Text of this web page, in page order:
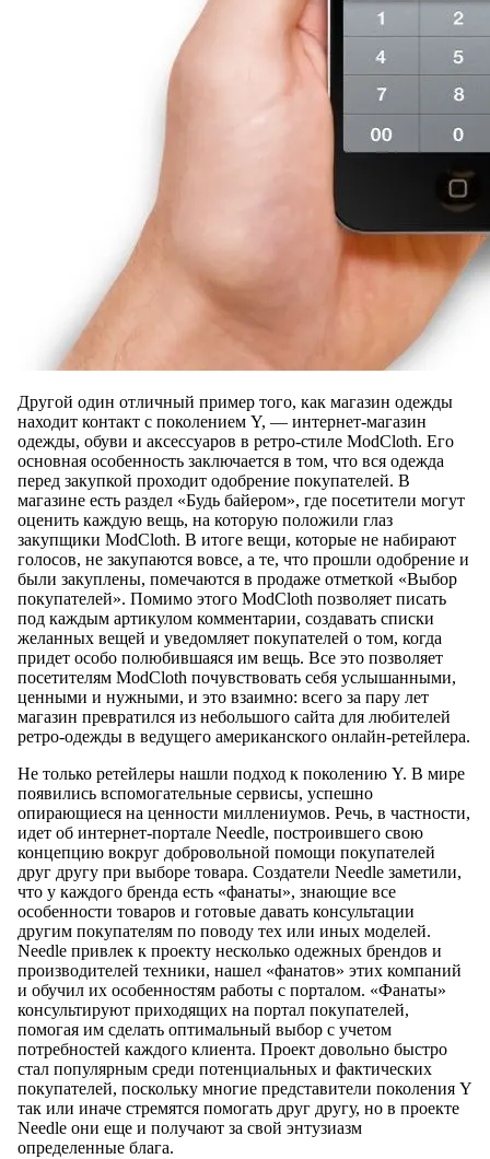
Другой один отличный пример того, как магазин одежды
находит контакт с поколением Y, — интернет-магазин
одежды, обуви и аксессуаров в ретро-стиле ModCloth. Его
основная особенность заключается в том, что вся одежда
перед закупкой проходит одобрение покупателей. В
магазине есть раздел «Будь байером», где посетители могут
оценить каждую вещь, на которую положили глаз
закупщики ModCloth. В итоге вещи, которые не набирают
голосов, не закупаются вовсе, а те, что прошли одобрение и
были закуплены, помечаются в продаже отметкой «Выбор
покупателей». Помимо этого ModCloth позволяет писать
под каждым артикулом комментарии, создавать списки
желанных вещей и уведомляет покупателей о том, когда
придет особо полюбившаяся им вещь. Все это позволяет
посетителям ModCloth почувствовать себя услышанными,
ценными и нужными, и это взаимно: всего за пару лет
магазин превратился из небольшого сайта для любителей
ретро-одежды в ведущего американского онлайн-ретейлера.
Не только ретейлеры нашли подход к поколению Y. В мире
появились вспомогательные сервисы, успешно
опирающиеся на ценности миллениумов. Речь, в частности,
идет об интернет-портале Needle, построившего свою
концепцию вокруг добровольной помощи покупателей
друг другу при выборе товара. Создатели Needle заметили,
что у каждого бренда есть «фанаты», знающие все
особенности товаров и готовые давать консультации
другим покупателям по поводу тех или иных моделей.
Needle привлек к проекту несколько одежных брендов и
производителей техники, нашел «фанатов» этих компаний
и обучил их особенностям работы с порталом. «Фанаты»
консультируют приходящих на портал покупателей,
помогая им сделать оптимальный выбор с учетом
потребностей каждого клиента. Проект довольно быстро
стал популярным среди потенциальных и фактических
покупателей, поскольку многие представители поколения Y
так или иначе стремятся помогать друг другу, но в проекте
Needle они еще и получают за свой энтузиазм
определенные блага.